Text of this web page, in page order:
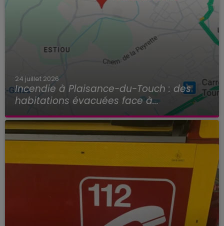
24 juillet 2026
Incendie à Plaisance-du-Touch : des
habitations évacuées face à...